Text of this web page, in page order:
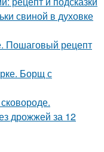
свиной в духовке
Пошаговый рецепт
Борщ с
дрожжей за 12